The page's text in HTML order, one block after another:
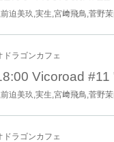
迫美玖,実生,宮﨑飛鳥,菅野
ドラゴンカフェ
迫美玖,実生,宮﨑飛鳥,菅野
ドラゴンカフェ